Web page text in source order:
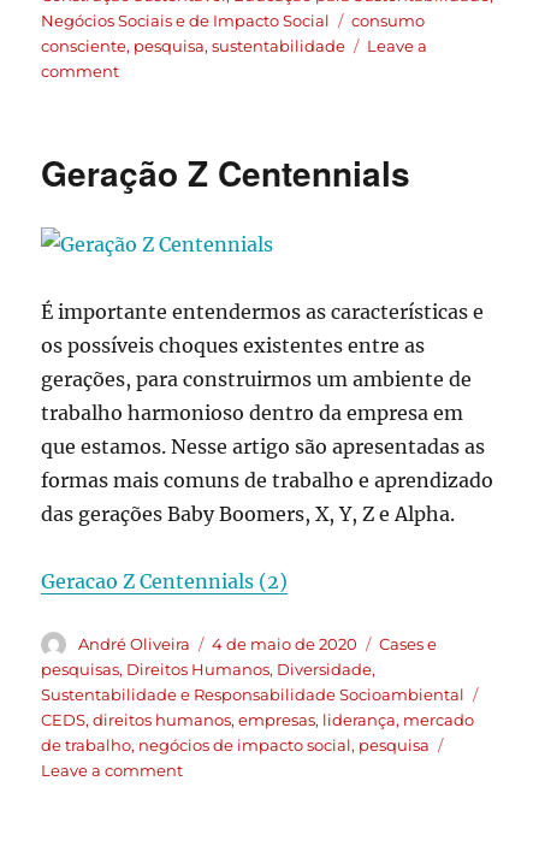
Negócios Sociais e de Impacto Social
consumo
consciente, pesquisa,sustentabilidade
Leave a
comment
Geração Z Centennials
É importante entendermos as características e
os possíveis choques existentes entre as
gerações, para construirmos um ambiente de
trabalho harmonioso dentro da empresa em
que estamos. Nesse artigo são apresentadas as
formas mais comuns de trabalho e aprendizado
das gerações Baby Boomers, X, Y, Z e Alpha.
Geracao Z Centennials (2)
André Oliveira 4 de maio de 2020
Cases e
pesquisas, Direitos Humanos, Diversidade,
Sustentabilidade e Responsabilidade Socioambiental
CEDS,direitos humanos,empresas, liderança, mercado
de trabalho, negócios de impacto social, pesquisa
Leave a comment